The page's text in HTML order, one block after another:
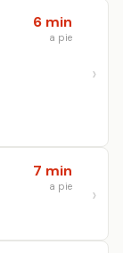
6 min
a pie
7 min
a pie